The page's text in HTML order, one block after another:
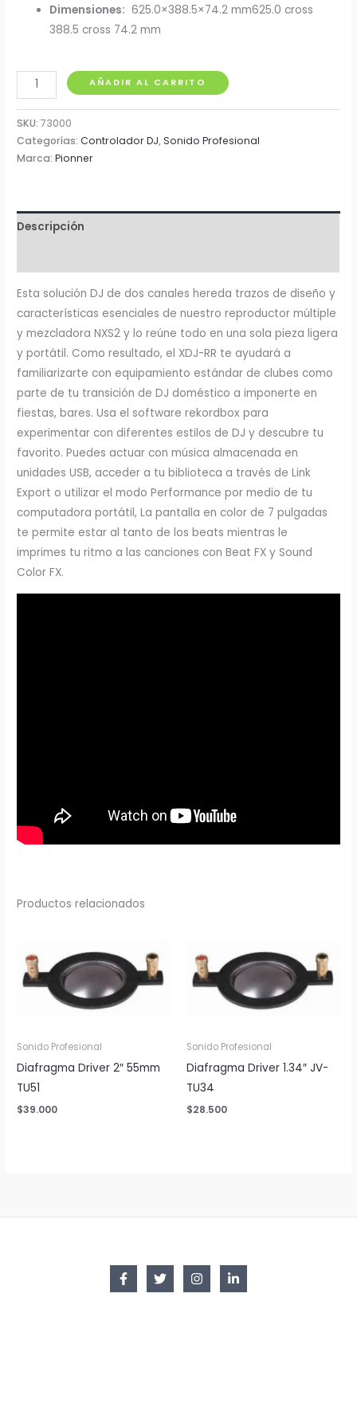
Dimensiones: 625.0×388.5×74.2 mm625.0 cross
388.5 cross 74.2 mm
Controlador
XDJ-
RR
Pionner
DJ
en
AÑADIR AL CARRITO
SKU:73000
Categorías:Controlador DJ,Sonido Profesional
Marca:Pionner
Descripción
Esta solución DJ de dos canales hereda trazos de diseño y
características esenciales de nuestro reproductor múltiple
y mezcladora NXS2 y lo reúne todo en una sola pieza ligera
y portátil. Como resultado, el XDJ-RR te ayudará a
familiarizarte con equipamiento estándar de clubes como
parte de tu transición de DJ doméstico a imponerte en
fiestas, bares. Usa el software rekordbox para
experimentar con diferentes estilos de DJ y descubre tu
favorito. Puedes actuar con música almacenada en
unidades USB, acceder a tu biblioteca a través de Link
Export o utilizar el modo Performance por medio de tu
computadora portátil, La pantalla en color de 7 pulgadas
te permite estar al tanto de los beats mientras le
imprimes tu ritmo a las canciones con Beat FX y Sound
Color FX.
Productos relacionados
Sonido Profesional
Diafragma Driver 2″ 55mm
TU51
$39.000
Sonido Profesional
Diafragma Driver 1.34″ JV-
TU34
$28.500